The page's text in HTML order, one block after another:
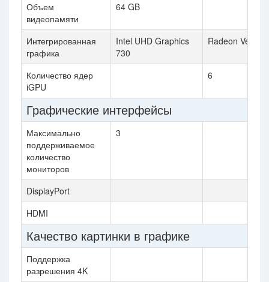
Объем
видеопамяти
64 GB
Интегрированная
графика
Intel UHD Graphics
730
Radeon Vega 6
Количество ядер
iGPU
6
Графические интерфейсы
Максимально
поддерживаемое
количество
мониторов
3
DisplayPort
HDMI
Качество картинки в графике
Поддержка
разрешения 4K